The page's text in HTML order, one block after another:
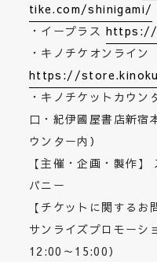
tike.com/shinigami/
・イープラス https://
・キノチケオンライン
https://
・キノチケットカウ
口・紀伊國屋書店新宿
ウンター内）
【主催・企画・製作
パニー
【チケットに関するお
サンライズプロモー
12:00～15:00）